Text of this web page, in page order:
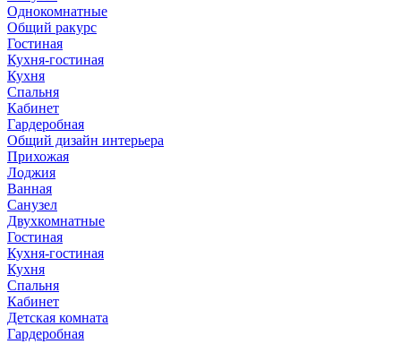
Однокомнатные
Общий ракурс
Гостиная
Кухня-гостиная
Кухня
Спальня
Кабинет
Гардеробная
Общий дизайн интерьера
Прихожая
Лоджия
Ванная
Санузел
Двухкомнатные
Гостиная
Кухня-гостиная
Кухня
Спальня
Кабинет
Детская комната
Гардеробная